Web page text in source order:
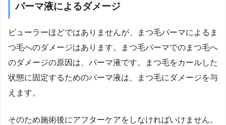
パーマ液によるダメージ
ビューラーほどではありませんが、まつ毛パーマによるま
つ毛へのダメージはあります。まつ毛パーマでのまつ毛へ
のダメージの原因は、パーマ液です。まつ毛をカールした
状態に固定するためのパーマ液は、まつ毛にダメージを与
えます。
そのため施術後にアフターケアをしなければいけません。